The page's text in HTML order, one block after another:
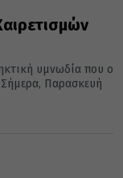
υμνωδία που ο
Σήμερα, Παρασκευή